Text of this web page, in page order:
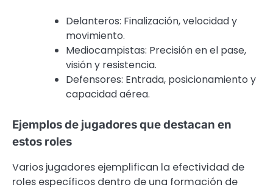
Delanteros: Finalización, velocidad y
movimiento.
Mediocampistas: Precisión en el pase,
visión y resistencia.
Defensores: Entrada, posicionamiento y
capacidad aérea.
Ejemplos de jugadores que destacan en
estos roles
Varios jugadores ejemplifican la efectividad de
roles específicos dentro de una formación de